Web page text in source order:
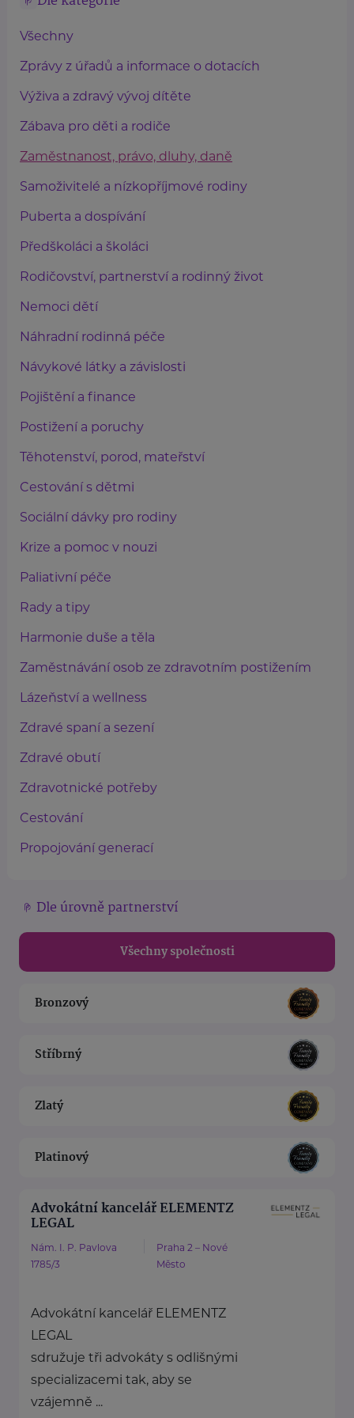
Všechny
Zprávy z úřadů a informace o dotacích
Výživa a zdravý vývoj dítěte
Zábava pro děti a rodiče
Zaměstnanost, právo, dluhy, daně
Samoživitelé a nízkopříjmové rodiny
Puberta a dospívání
Předškoláci a školáci
Rodičovství, partnerství a rodinný život
Nemoci dětí
Náhradní rodinná péče
Návykové látky a závislosti
Pojištění a finance
Postižení a poruchy
Těhotenství, porod, mateřství
Cestování s dětmi
Sociální dávky pro rodiny
Krize a pomoc v nouzi
Paliativní péče
Rady a tipy
Harmonie duše a těla
Zaměstnávání osob ze zdravotním postižením
Lázeňství a wellness
Zdravé spaní a sezení
Zdravé obutí
Zdravotnické potřeby
Cestování
Propojování generací
Dle úrovně partnerství
Všechny společnosti
Bronzový
Stříbrný
Zlatý
Platinový
Advokátní kancelář ELEMENTZ
LEGAL
Nám. I. P. Pavlova
1785/3
Praha 2 – Nové
Město
Advokátní kancelář ELEMENTZ
LEGAL
sdružuje tři advokáty s odlišnými
specializacemi tak, aby se
vzájemně ...